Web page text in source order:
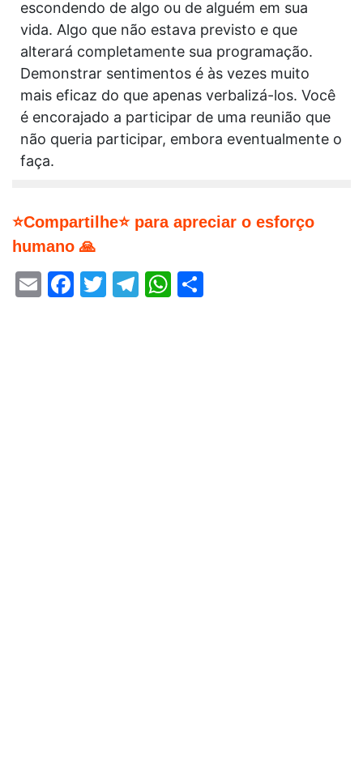
escondendo de algo ou de alguém em sua
vida. Algo que não estava previsto e que
alterará completamente sua programação.
Demonstrar sentimentos é às vezes muito
mais eficaz do que apenas verbalizá-los. Você
é encorajado a participar de uma reunião que
não queria participar, embora eventualmente o
faça.
⭐Compartilhe⭐ para apreciar o esforço
humano 🙏
EmailFacebook
Twitter
Telegram
WhatsApp